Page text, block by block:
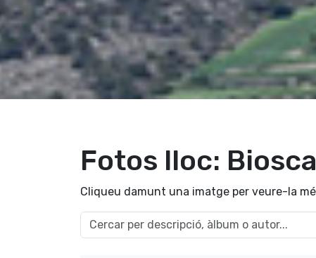
Fotos lloc: Biosca
Cliqueu damunt una imatge per veure-la